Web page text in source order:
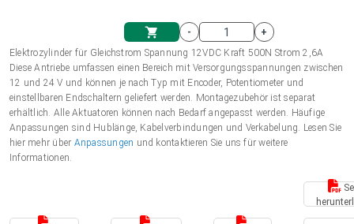
Einkaufswagen
Polski (EUR)
Norsk (NOK)
Suomi (EUR)
-
+
Elektrozylinder für Gleichstrom Spannung 12VDC Kraft 500N Strom 2,6A
Diese Antriebe umfassen einen Bereich mit Versorgungsspannungen zwischen
12 und 24 V und können je nach Typ mit Encoder, Potentiometer und
einstellbaren Endschaltern geliefert werden. Montagezubehör ist separat
erhältlich. Alle Aktuatoren können nach Bedarf angepasst werden. Häufige
Anpassungen sind Hublänge, Kabelverbindungen und Verkabelung. Lesen Sie
hier mehr über Anpassungen und kontaktieren Sie uns für weitere
Informationen.